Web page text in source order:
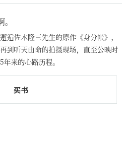
逅佐木隆三先生的原作《身分帐》，
到听天由命的拍摄现场，直至公映时
来的心路历程。
买书